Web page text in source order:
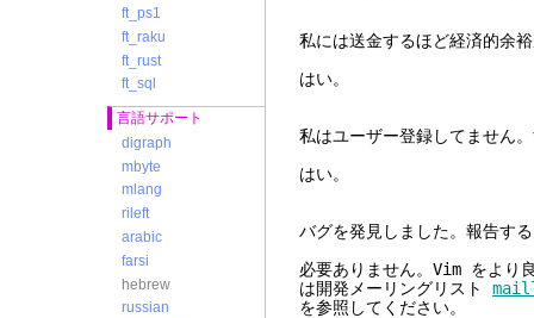
ft_ps1
ft_raku
ft_rust
ft_sql
言語サポート
digraph
mbyte
mlang
rileft
arabic
farsi
hebrew
russian
私には送金するほど経済的余
はい。
私はユーザー登録してません
はい。
バグを発見しました。報告す
必要ありません。Vim をより
は開発メーリングリスト
を参照してください。